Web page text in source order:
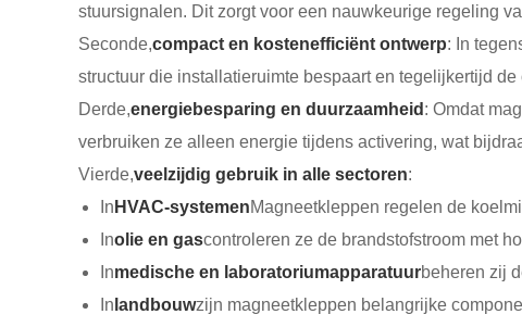
stuursignalen. Dit zorgt voor een nauwkeurige regeling
Seconde,compact en kostenefficiënt ontwerp: In
structuur die installatieruimte bespaart en tegelijkertijd
Derde,energiebesparing en duurzaamheid : Omdat
verbruiken ze alleen energie tijdens activering, wat
Vierde,veelzijdig gebruik in alle sectoren:
In HVAC-systemenMagneetkleppen regelen de
Inolie en gascontroleren ze de brandstofstroom met
Inmedische en laboratoriumapparatuurbeheren zij
In landbouwzijn magneetkleppen belangrijke